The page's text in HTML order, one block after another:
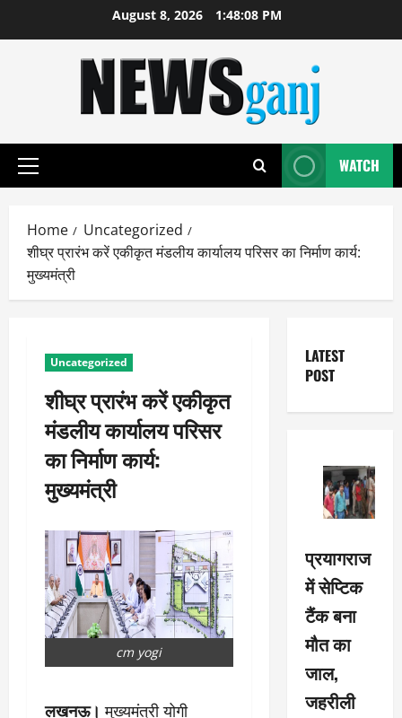
August 8, 2026 1:48:09 PM
Primary
WATCH
Home
Uncategorized
शीघ्र प्रारंभ करें एकीकृत मंडलीय कार्यालय परिसर का निर्माण कार्य:
मुख्यमंत्री
Uncategorized
शीघ्र प्रारंभ करें एकीकृत
मंडलीय कार्यालय परिसर
का निर्माण कार्य:
मुख्यमंत्री
cm yogi
लखनऊ। मुख्यमंत्री योगी
LATEST
POST
प्रयागराज
में सेप्टिक
टैंक बना
मौत का
जाल,
जहरीली